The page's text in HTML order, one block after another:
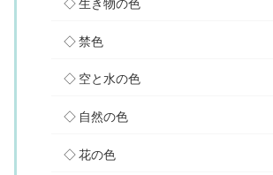
生き物の色
禁色
空と水の色
自然の色
花の色